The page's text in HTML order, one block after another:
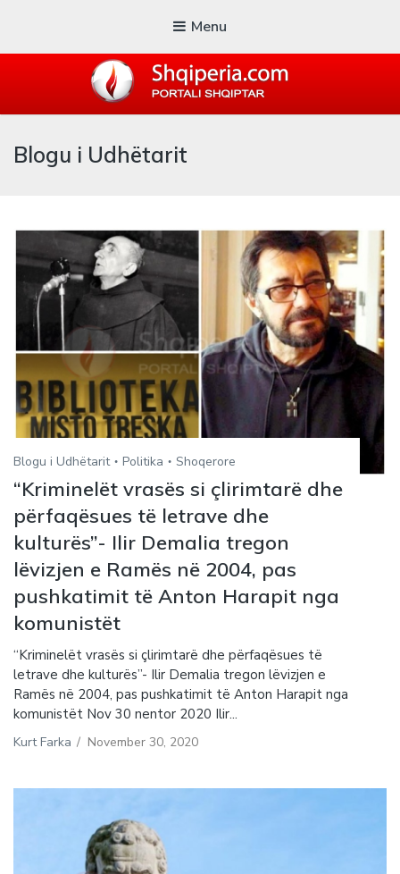
Menu
Blogu i ShqiperiaCom
Blogu i Udhëtarit
Blogu i Udhëtarit Politika Shoqerore
“Kriminelët vrasës si çlirimtarë dhe
përfaqësues të letrave dhe
kulturës”- Ilir Demalia tregon
lëvizjen e Ramës në 2004, pas
pushkatimit të Anton Harapit nga
komunistët
“Kriminelët vrasës si çlirimtarë dhe përfaqësues të
letrave dhe kulturës”- Ilir Demalia tregon lëvizjen e
Ramës në 2004, pas pushkatimit të Anton Harapit nga
komunistët Nov 30 nentor 2020 Ilir...
Kurt Farka / November 30, 2020